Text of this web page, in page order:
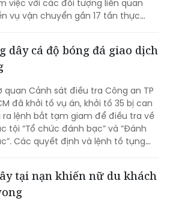
1/8, lực lượng Quản lý thị trường
hợp với Công an TP Đồng Nai và Sở
việc với các đối tượng liên quan
vụ vận chuyển gần 17 tấn thực
đông lạnh không rõ nguồn gốc
dây cá độ bóng đá giao dịch
quan Cảnh sát điều tra Công an TP
đã khởi tố vụ án, khởi tố 35 bị can
tội “Tổ chức đánh bạc” và “Đánh
Các quyết định và lệnh tố tụng
được Viện KSND TP HCM phê chuẩn.